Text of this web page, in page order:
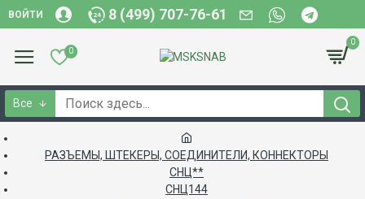
ВОЙТИ 8 (499) 707-76-61
0
0
Все
РАЗЪЕМЫ, ШТЕКЕРЫ, СОЕДИНИТЕЛИ, КОННЕКТОРЫ
СНЦ**
СНЦ144